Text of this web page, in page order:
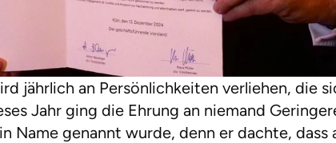
jährlich an Persönlichkeiten verliehen, die
Jahr ging die Ehrung an niemand
Name genannt wurde, denn er dachte,